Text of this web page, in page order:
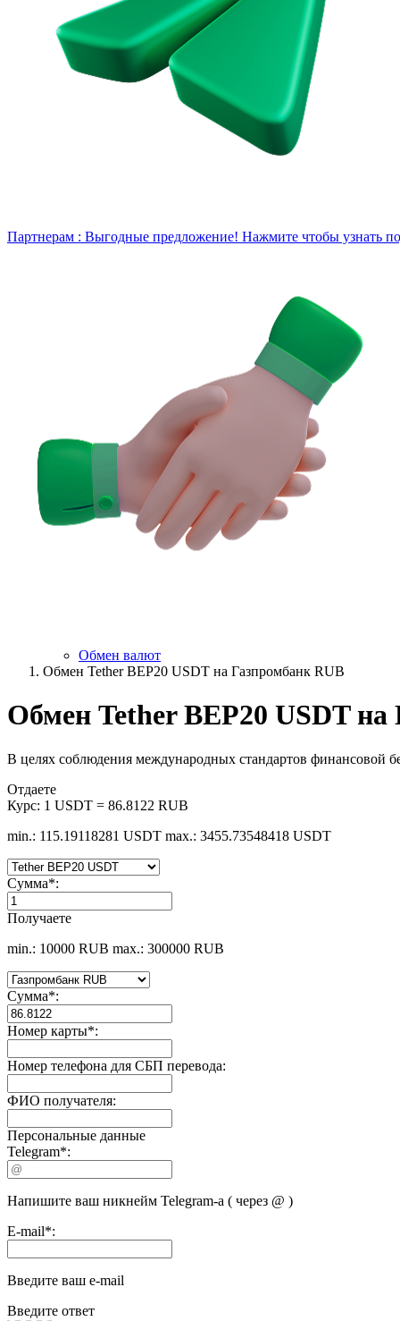
Партнерам : Выгодные предложение! Нажмите чтобы узнать
Обмен валют
Обмен Tether BEP20 USDT на Газпромбанк RUB
Обмен Tether BEP20 USDT на
В целях соблюдения международных стандартов финансовой
Отдаете
Курс: 1 USDT = 86.8122 RUB
min.: 115.19118281 USDT max.: 3455.73548418 USDT
Сумма*:
Получаете
min.: 10000 RUB max.: 300000 RUB
Сумма*:
Номер карты*:
Номер телефона для СБП перевода:
ФИО получателя:
Персональные данные
Telegram*:
Напишите ваш никнейм Telegram-а ( через @ )
E-mail*:
Введите ваш e-mail
Введите ответ